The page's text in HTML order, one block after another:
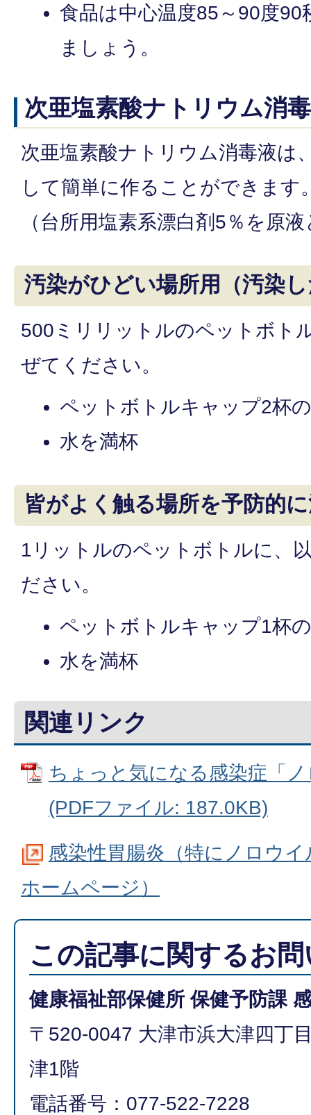
食品は中心温度85～90度
ましょう。
次亜塩素酸ナトリウム消
次亜塩素酸ナトリウム消毒液は
して簡単に作ることができます
（台所用塩素系漂白剤5％を原
汚染がひどい場所用（汚染
500ミリリットルのペットボト
ぜてください。
ペットボトルキャップ2杯
水を満杯
皆がよく触る場所を予防的
1リットルのペットボトルに、
ださい。
ペットボトルキャップ1杯
水を満杯
関連リンク
ちょっと気になる感染症「
(PDFファイル: 187.0KB)
感染性胃腸炎（特にノロウ
ホームページ）
この記事に関するお
健康福祉部保健所 保健予防課
〒520-0047 大津市浜大津四丁
津1階
電話番号：077-522-7228